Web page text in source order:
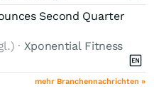
Second Quarter
· Xponential Fitness
mehr Branchennachrichten »